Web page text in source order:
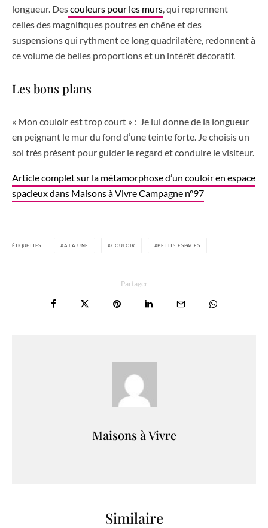
longueur. Descouleurs pour les murs, qui reprennent
celles des magnifiques poutres en chêne et des
suspensions qui rythment ce long quadrilatère, redonnent à
ce volume de belles proportions et un intérêt décoratif.
Les bons plans
« Mon couloir est trop court » : Je lui donne de la longueur
en peignant le mur du fond d’une teinte forte. Je choisis un
sol très présent pour guider le regard et conduire le visiteur.
Article complet sur la métamorphose d’un couloir en espace
spacieux dans Maisons à Vivre Campagne n°97
ÉTIQUETTES A LA UNE COULOIR PETITS ESPACES
Partager
Maisons à Vivre
Similaire